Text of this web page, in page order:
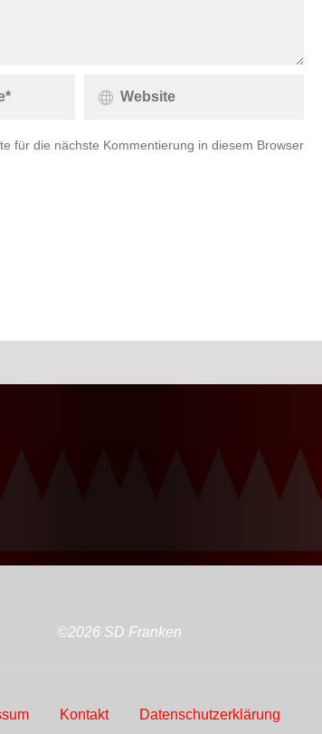
für die nächste Kommentierung in diesem Browser
©2026 SD Franken
Kontakt Datenschutzerklärung